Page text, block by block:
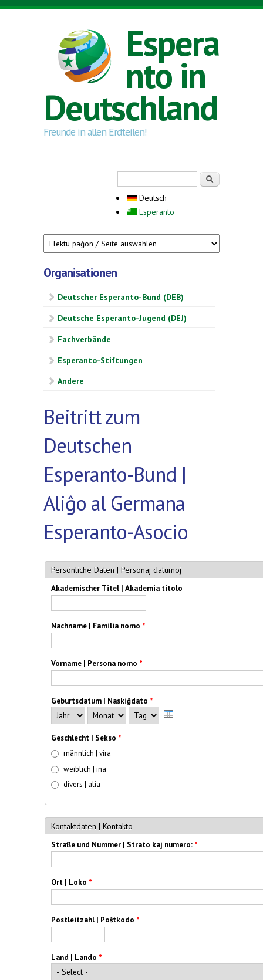
Direkt zum Inhalt
Espera
nto in
Deutschland
Freunde in allen Erdteilen!
Deutsch
Esperanto
Organisationen
Deutscher Esperanto-Bund (DEB)
Deutsche Esperanto-Jugend (DEJ)
Fachverbände
Esperanto-Stiftungen
Andere
Beitritt zum
Deutschen
Esperanto-Bund |
Aliĝo al Germana
Esperanto-Asocio
Persönliche Daten | Personaj datumoj
Akademischer Titel | Akademia titolo
Nachname | Familia nomo *
Vorname | Persona nomo *
Geburtsdatum | Naskiĝdato *
Jahr
Monat Tag
Geschlecht | Sekso *
männlich | vira
weiblich | ina
divers | alia
Kontaktdaten | Kontakto
Straße und Nummer | Strato kaj numero: *
Ort | Loko *
Postleitzahl | Poŝtkodo *
Land | Lando *